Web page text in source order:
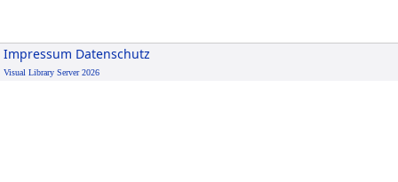
Impressum Datenschutz
Visual Library Server 2026